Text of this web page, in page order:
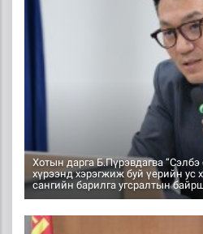
Хотын дарга Б.Пүрэвдагва “Сэлбэ
хүрээнд хэрэгжиж буй үерийн ус
сангийн барилга угсралтын